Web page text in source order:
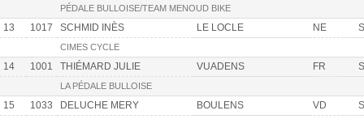
PÉDALE BULLOISE/TEAM MENOUD BIKE
13 1017 SCHMID INÈS LE LOCLE NE
CIMES CYCLE
14 1001 THIÉMARD JULIE VUADENS FR
LA PÉDALE BULLOISE
15 1033 DELUCHE MERY BOULENS VD